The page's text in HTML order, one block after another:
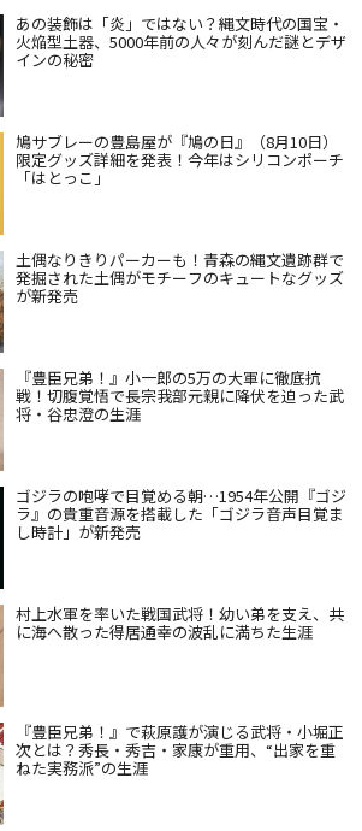
あの装飾は「炎」ではない？縄文時代の国宝・
火焔型土器、5000年前の人々が刻んだ謎とデザ
インの秘密
鳩サブレーの豊島屋が『鳩の日』（8月10日）
限定グッズ詳細を発表！今年はシリコンポーチ
「はとっこ」
土偶なりきりパーカーも！青森の縄文遺跡群で
発掘された土偶がモチーフのキュートなグッズ
が新発売
『豊臣兄弟！』小一郎の5万の大軍に徹底抗
戦！切腹覚悟で長宗我部元親に降伏を迫った武
将・谷忠澄の生涯
ゴジラの咆哮で目覚める朝…1954年公開『ゴジ
ラ』の貴重音源を搭載した「ゴジラ音声目覚ま
し時計」が新発売
村上水軍を率いた戦国武将！幼い弟を支え、共
に海へ散った得居通幸の波乱に満ちた生涯
『豊臣兄弟！』で萩原護が演じる武将・小堀正
次とは？秀長・秀吉・家康が重用、“出家を重
ねた実務派”の生涯